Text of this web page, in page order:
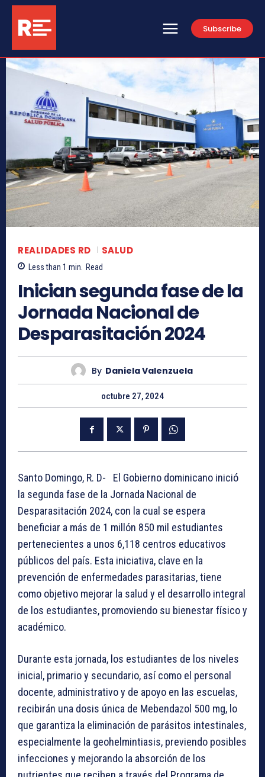
Subscribe
REALIDADES RD SALUD
Less than 1 min. Read
Inician segunda fase de la
Jornada Nacional de
Desparasitación 2024
By Daniela Valenzuela
octubre 27, 2024
Santo Domingo, R. D- El Gobierno dominicano inició
la segunda fase de la Jornada Nacional de
Desparasitación 2024, con la cual se espera
beneficiar a más de 1 millón 850 mil estudiantes
pertenecientes a unos 6,118 centros educativos
públicos del país. Esta iniciativa, clave en la
prevención de enfermedades parasitarias, tiene
como objetivo mejorar la salud y el desarrollo integral
de los estudiantes, promoviendo su bienestar físico y
académico.
Durante esta jornada, los estudiantes de los niveles
inicial, primario y secundario, así como el personal
docente, administrativo y de apoyo en las escuelas,
recibirán una dosis única de Mebendazol 500 mg, lo
que garantiza la eliminación de parásitos intestinales,
especialmente la geohelmintiasis, previendo posibles
infecciones y mejorando la absorción de los